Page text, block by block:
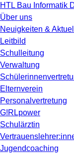
HTL Bau Informatik
Über uns
Neuigkeiten &
Leitbild
Schulleitung
Verwaltung
Elternverein
Personalvertretung
G!RLpower
Schulärztin
Jugendcoaching